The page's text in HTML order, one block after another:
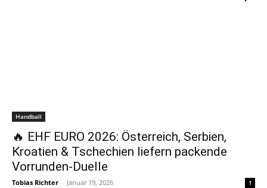
Handball
🔥 EHF EURO 2026: Österreich, Serbien,
Kroatien & Tschechien liefern packende
Vorrunden-Duelle
Tobias Richter - Januar 19, 2026 1